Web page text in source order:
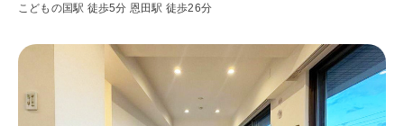
こどもの国駅 徒歩5分 恩田駅 徒歩26分